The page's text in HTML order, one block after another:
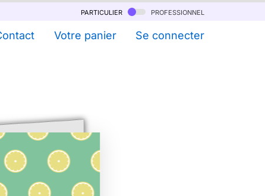
particulier professionnel
Votre panier Se connecter